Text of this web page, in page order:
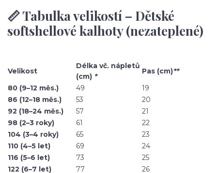
📏 Tabulka velikostí – Dětské
softshellové kalhoty (nezateplené)
Velikost
Délka vč. nápletů
(cm) *
Pas (cm)**
80 (9–12 měs.)
49
19
86 (12–18 měs.)
53
20
92 (18–24 měs.)
57
21
98 (2–3 roky)
61
22
104 (3–4 roky)
65
23
110 (4–5 let)
69
24
116 (5–6 let)
73
25
122 (6–7 let)
77
26